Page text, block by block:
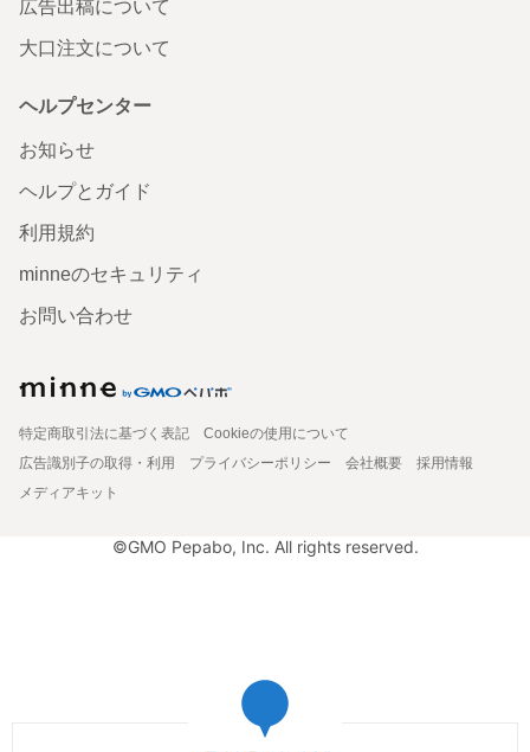
広告出稿について
大口注文について
ヘルプセンター
お知らせ
ヘルプとガイド
利用規約
minneのセキュリティ
お問い合わせ
特定商取引法に基づく表記
Cookieの使用について
広告識別子の取得・利用
プライバシーポリシー 会社概要
採用情報
メディアキット
©GMO Pepabo, Inc. All rights reserved.